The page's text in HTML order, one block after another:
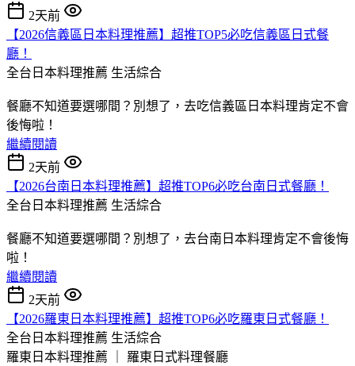
2天前
【2026信義區日本料理推薦】超推TOP5必吃信義區日式餐
廳！
全台日本料理推薦 生活綜合
餐廳不知道要選哪間？別想了，去吃信義區日本料理肯定不會
後悔啦！
繼續閱讀
2天前
【2026台南日本料理推薦】超推TOP6必吃台南日式餐廳！
全台日本料理推薦 生活綜合
餐廳不知道要選哪間？別想了，去台南日本料理肯定不會後悔
啦！
繼續閱讀
2天前
【2026羅東日本料理推薦】超推TOP6必吃羅東日式餐廳！
全台日本料理推薦 生活綜合
羅東日本料理推薦 ｜ 羅東日式料理餐廳